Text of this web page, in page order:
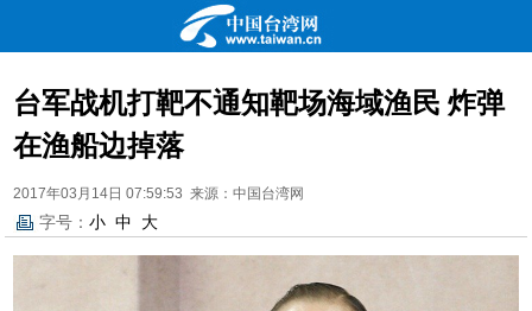
台军战机打靶不通知靶场海域渔民 炸弹
在渔船边掉落
2017年03月14日 07:59:53 来源：中国台湾网
字号： 小 中 大